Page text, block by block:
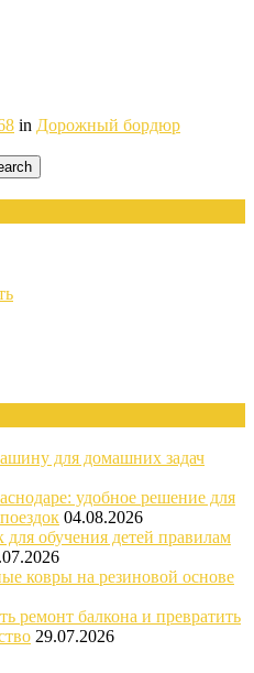
in Дорожный бордюр
для домашних задач
удобное решение для
04.08.2026
обучения детей правилам
ковры на резиновой основе
ремонт балкона и превратить
29.07.2026